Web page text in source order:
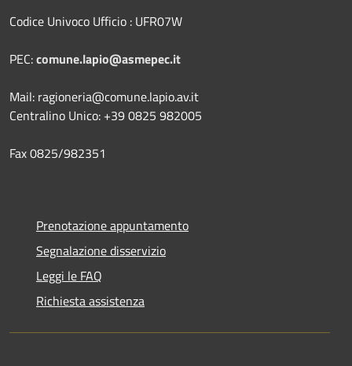
Codice Univoco Ufficio : UFR07W
PEC:comune.lapio@asmepec.it
Mail: ragioneria@comune.lapio.av.it
Centralino Unico: +39 0825 982005
Fax 0825/982351
Prenotazione appuntamento
Segnalazione disservizio
Leggi le FAQ
Richiesta assistenza